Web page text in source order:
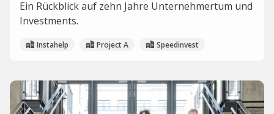
Ein Rückblick auf zehn Jahre Unternehmertum und
Investments.
Instahelp Project A Speedinvest